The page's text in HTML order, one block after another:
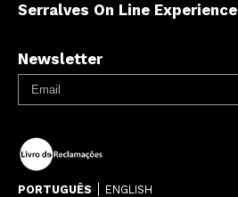
Serralves On Line Experience
Newsletter
PORTUGUÊS ENGLISH